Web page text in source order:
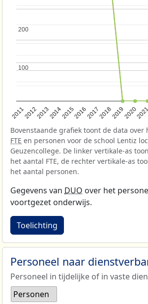
2011201220132014201520162017201820192020
100
100
200
200
Bovenstaande grafiek toont de data over
FTE en personen voor de school Lentiz
Geuzencollege. De linker vertikale-as
het aantal FTE, de rechter vertikale-as
het aantal personen.
Gegevens van DUO over het
voortgezet onderwijs.
Toelichting
Personeel naar
Personeel in tijdelijke of in vaste
Personen